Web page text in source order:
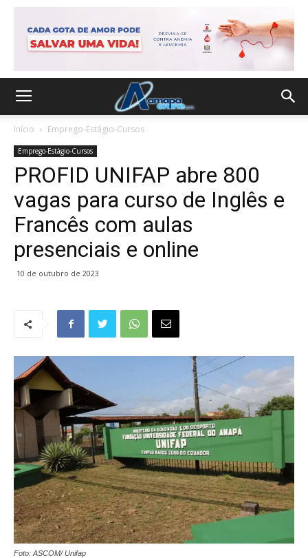
Início Emprego-Estágio-Cursos
Emprego-Estágio-Cursos
PROFID UNIFAP abre 800
vagas para curso de Inglês e
Francês com aulas
presenciais e online
10 de outubro de 2023
Foto: ASCOM/ Unifap